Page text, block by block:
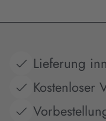
Lieferung
Kostenloser